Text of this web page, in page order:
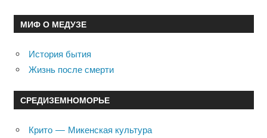
МИФ О МЕДУЗЕ
История бытия
Жизнь после смерти
СРЕДИЗЕМНОМОРЬЕ
Крито — Микенская культура